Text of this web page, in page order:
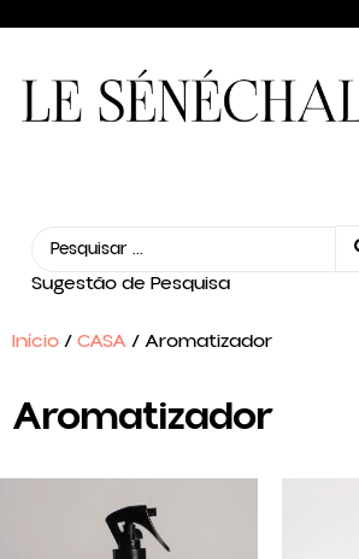
Sugestão de Pesquisa
Início/CASA/ Aromatizador
Aromatizador